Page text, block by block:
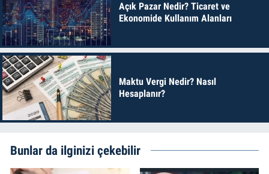
Açık Pazar Nedir? Ticaret ve
Ekonomide Kullanım Alanları
Maktu Vergi Nedir? Nasıl
Hesaplanır?
Bunlar da ilginizi çekebilir